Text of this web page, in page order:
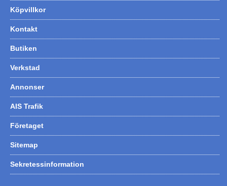
Köpvillkor
Kontakt
Butiken
Verkstad
Annonser
AIS Trafik
Företaget
Sitemap
Sekretessinformation